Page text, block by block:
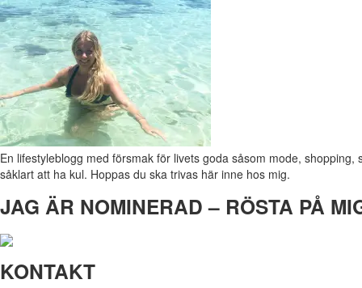
En lifestyleblogg med försmak för livets goda såsom mode,
såklart att ha kul. Hoppas du ska trivas här inne hos mig.
JAG ÄR NOMINERAD – RÖSTA PÅ
KONTAKT